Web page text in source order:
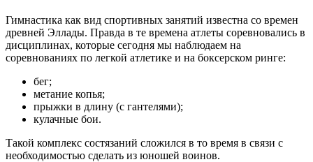
Гимнастика как вид спортивных занятий известна со времен
древней Эллады. Правда в те времена атлеты соревновались в
дисциплинах, которые сегодня мы наблюдаем на
соревнованиях по легкой атлетике и на боксерском ринге:
бег;
метание копья;
прыжки в длину (с гантелями);
кулачные бои.
Такой комплекс состязаний сложился в то время в связи с
необходимостью сделать из юношей воинов.